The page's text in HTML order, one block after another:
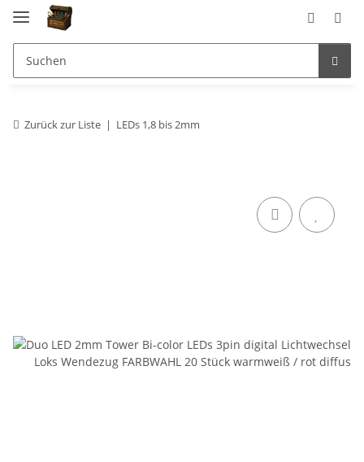
Zurück zur Liste LEDs 1,8 bis 2mm